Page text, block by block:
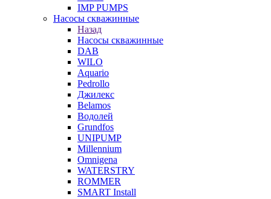
IMP PUMPS
Насосы скважинные
Назад
Насосы скважинные
DAB
WILO
Aquario
Pedrollo
Джилекс
Belamos
Водолей
Grundfos
UNIPUMP
Millennium
Omnigena
WATERSTRY
ROMMER
SMART Install